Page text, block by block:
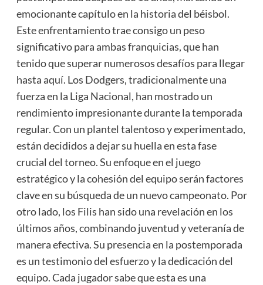
emocionante capítulo en la historia del béisbol.
Este enfrentamiento trae consigo un peso
significativo para ambas franquicias, que han
tenido que superar numerosos desafíos para llegar
hasta aquí. Los Dodgers, tradicionalmente una
fuerza en la Liga Nacional, han mostrado un
rendimiento impresionante durante la temporada
regular. Con un plantel talentoso y experimentado,
están decididos a dejar su huella en esta fase
crucial del torneo. Su enfoque en el juego
estratégico y la cohesión del equipo serán factores
clave en su búsqueda de un nuevo campeonato. Por
otro lado, los Filis han sido una revelación en los
últimos años, combinando juventud y veteranía de
manera efectiva. Su presencia en la postemporada
es un testimonio del esfuerzo y la dedicación del
equipo. Cada jugador sabe que esta es una